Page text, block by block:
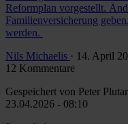
Reformplan vorgestellt.
Familienversicherung
werden.
Nils Michaelis · 14. April
12 Kommentare
Gespeichert von Peter
23.04.2026 - 08:10